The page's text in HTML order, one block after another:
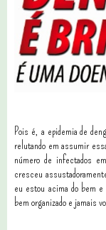
Pois é, a epidemia de
relutando em assumir
número de infectados
cresceu
eu estou acima do bem
bem organizado e jamais